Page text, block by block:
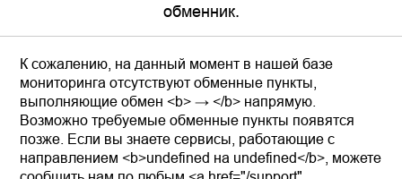
обменник.
К сожалению, на данный момент в нашей базе
мониторинга отсутствуют обменные пункты,
выполняющие обмен <b> → </b> напрямую.
Возможно требуемые обменные пункты появятся
позже. Если вы знаете сервисы, работающие с
направлением <b>undefined на undefined</b>, можете